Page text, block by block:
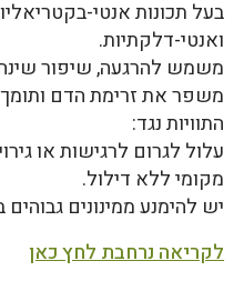
בעל תכונות אנטי-
ואנטי-דלקתיות.
משמש להרגעה, שיפור
משפר את זרימת הדם ותומך
התוויות נגד:
עלול לגרום לרגישות או
מקומי ללא דילול.
יש להימנע ממינונים גבוהים
לקריאה נרחבת לחץ כאן